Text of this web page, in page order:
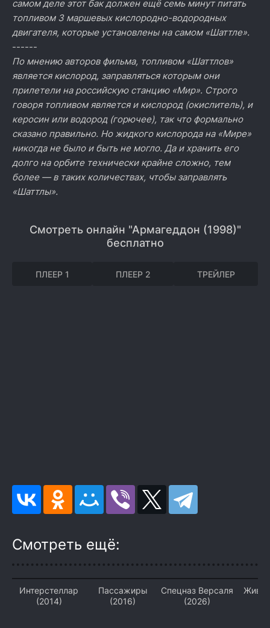
самом деле этот бак должен ещё семь минут питать
топливом 3 маршевых кислородно-водородных
двигателя, которые установлены на самом «Шаттле».
------
По мнению авторов фильма, топливом «Шаттлов»
является кислород, заправляться которым они
прилетели на российскую станцию «Мир». Строго
говоря топливом является и кислород (окислитель), и
керосин или водород (горючее), так что формально
сказано правильно. Но жидкого кислорода на «Мире»
никогда не было и быть не могло. Да и хранить его
долго на орбите технически крайне сложно, тем
более — в таких количествах, чтобы заправлять
«Шаттлы».
Смотреть онлайн "Армагеддон (1998)"
бесплатно
ПЛЕЕР 1 ПЛЕЕР 2 ТРЕЙЛЕР
Смотреть ещё:
Интерстеллар
(2014)
Пассажиры
(2016)
Спецназ Версаля
(2026)